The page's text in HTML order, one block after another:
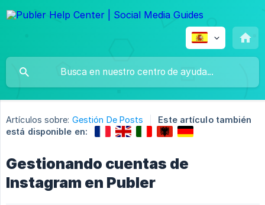
Artículos sobre: Gestión De Posts
Este artículo también
está disponible en:
Gestionando cuentas de
Instagram en Publer